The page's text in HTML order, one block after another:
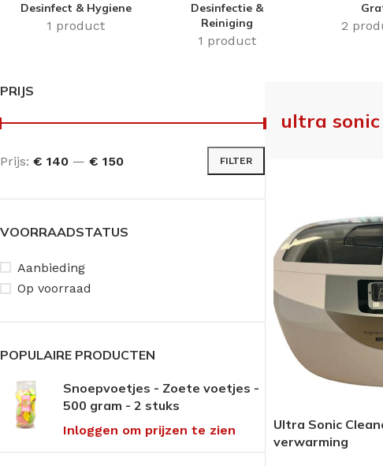
ANTI-DRUK MIDDELEN CRÈMES
Desinfect & Hygiene
1 product
Desinfectie &
Reiniging
1 product
2
PRIJS
FILTER
Prijs: € 140 — € 150
VOORRAADSTATUS
Aanbieding
Op voorraad
POPULAIRE PRODUCTEN
Snoepvoetjes - Zoete voetjes -
500 gram - 2 stuks
Inloggen om prijzen te zien
ultra
Ultra Sonic
verwarming